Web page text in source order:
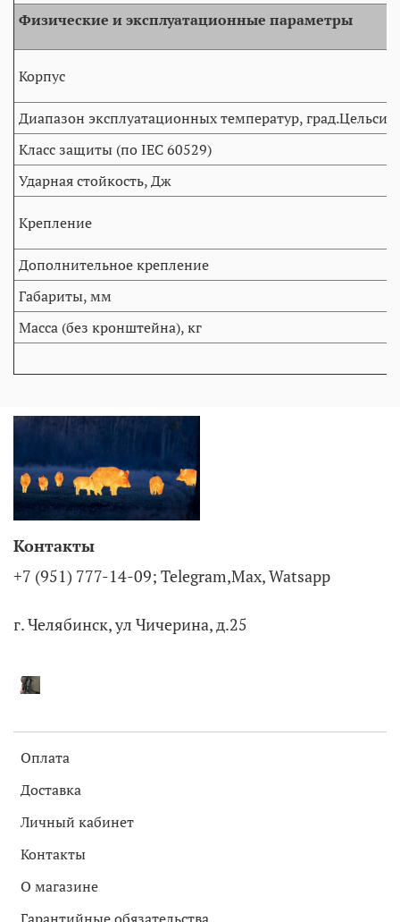
Физические и эксплуатационные параметры
Корпус
Диапазон эксплуатационных температур, град.Цельсия
Класс защиты (по IEC 60529)
Ударная стойкость, Дж
Крепление
Дополнительное крепление
Габариты, мм
Масса (без кронштейна), кг
Оплата
Доставка
Личный кабинет
Контакты
О магазине
Контакты
+7 (951) 777-14-09; Telegram,Max, Watsapp
г. Челябинск, ул Чичерина, д.25